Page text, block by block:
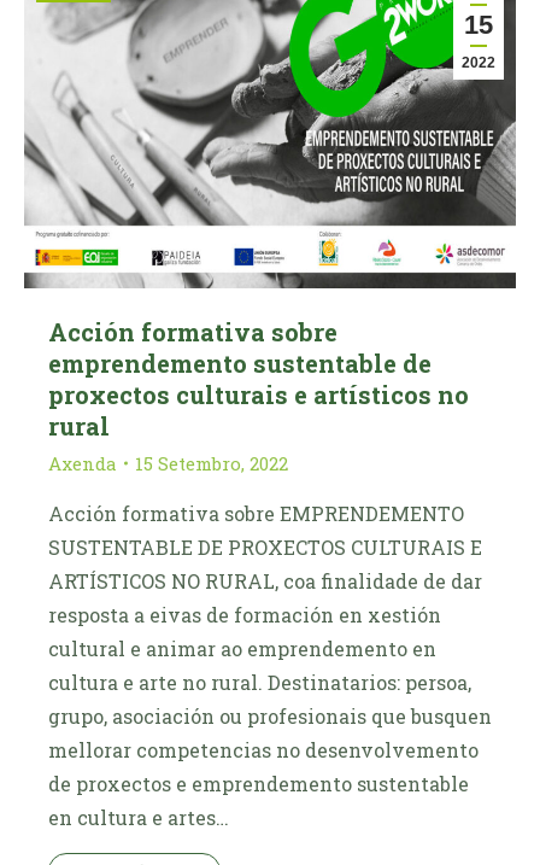
15
2022
Acción formativa sobre
emprendemento sustentable de
proxectos culturais e artísticos no
rural
Axenda 15 Setembro, 2022
Acción formativa sobre EMPRENDEMENTO
SUSTENTABLE DE PROXECTOS CULTURAIS E
ARTÍSTICOS NO RURAL, coa finalidade de dar
resposta a eivas de formación en xestión
cultural e animar ao emprendemento en
cultura e arte no rural. Destinatarios: persoa,
grupo, asociación ou profesionais que busquen
mellorar competencias no desenvolvemento
de proxectos e emprendemento sustentable
en cultura e artes…